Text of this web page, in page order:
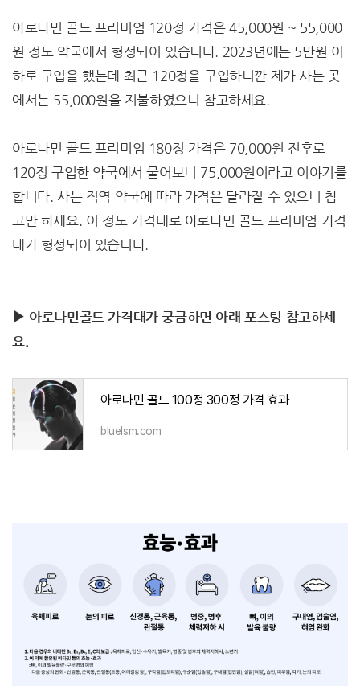
아로나민 골드 프리미엄 120정 가격은 45,000원 ~ 55,000
원 정도 약국에서 형성되어 있습니다. 2023년에는 5만원 이
하로 구입을 했는데 최근 120정을 구입하니깐 제가 사는 곳
에서는 55,000원을 지불하였으니 참고하세요.
아로나민 골드 프리미엄 180정 가격은 70,000원 전후로
120정 구입한 약국에서 물어보니 75,000원이라고 이야기를
합니다. 사는 직역 약국에 따라 가격은 달라질 수 있으니 참
고만 하세요. 이 정도 가격대로 아로나민 골드 프리미엄 가격
대가 형성되어 있습니다.
▶ 아로나민골드 가격대가 궁금하면 아래 포스팅 참고하세
요.
아로나민 골드 100정 300정 가격 효과
bluelsm.com